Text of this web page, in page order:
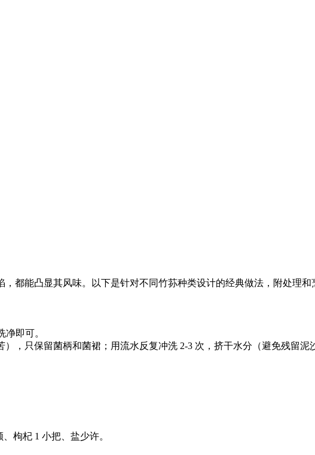
都能凸显其风味。以下是针对不同竹荪种类设计的经典做法，附处理和
净即可。
，只保留菌柄和菌裙；用流水反复冲洗 2-3 次，挤干水分（避免残留泥
枸杞 1 小把、盐少许。